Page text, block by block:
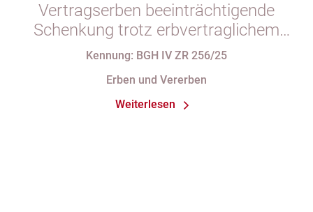
Vertragserben beeinträchtigende
Schenkung trotz erbvertraglichem
Rücktrittsvorbehalt
Kennung: BGH IV ZR 256/25
Erben und Vererben
Weiterlesen